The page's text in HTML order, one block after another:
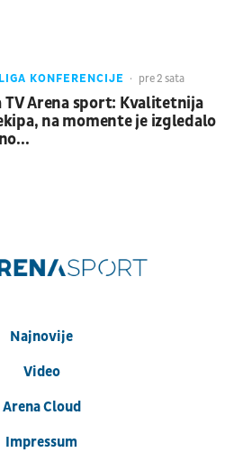
KONFERENCIJE pre 2 sata
TV Arena sport: Kvalitetnija
na momente je izgledalo
Najnovije
Video
Arena Cloud
Impressum